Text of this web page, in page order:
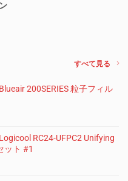
すべて見る
200SERIES 粒子フィル
RC24-UFPC2 Unifying
ット #1